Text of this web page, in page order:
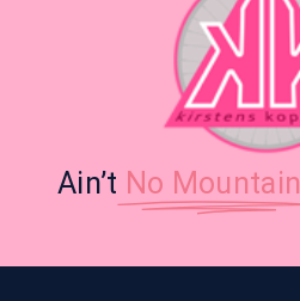
Ain’t No Mountain